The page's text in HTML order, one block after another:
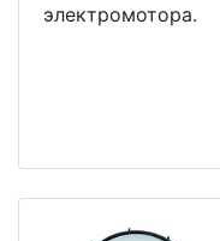
электромотора.